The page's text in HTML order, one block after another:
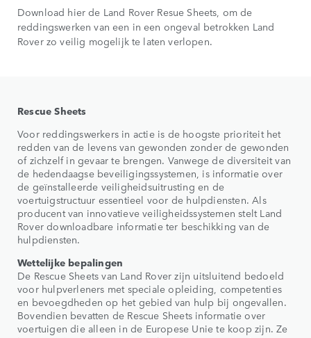
Download hier de Land Rover Resue Sheets, om de
reddingswerken van een in een ongeval betrokken Land
Rover zo veilig mogelijk te laten verlopen.
Rescue Sheets
Voor reddingswerkers in actie is de hoogste prioriteit het
redden van de levens van gewonden zonder de gewonden
of zichzelf in gevaar te brengen. Vanwege de diversiteit van
de hedendaagse beveiligingssystemen, is informatie over
de geïnstalleerde veiligheidsuitrusting en de
voertuigstructuur essentieel voor de hulpdiensten. Als
producent van innovatieve veiligheidssystemen stelt Land
Rover downloadbare informatie ter beschikking van de
hulpdiensten.
Wettelijke bepalingen
De Rescue Sheets van Land Rover zijn uitsluitend bedoeld
voor hulpverleners met speciale opleiding, competenties
en bevoegdheden op het gebied van hulp bij ongevallen.
Bovendien bevatten de Rescue Sheets informatie over
voertuigen die alleen in de Europese Unie te koop zijn. Ze